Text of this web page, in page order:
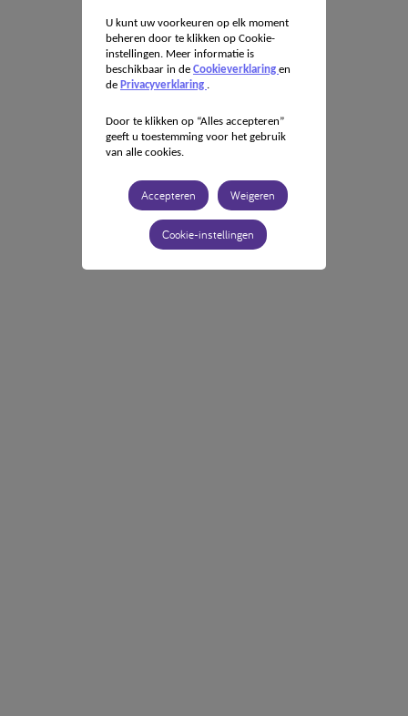
U kunt uw voorkeuren op elk moment
beheren door te klikken op Cookie-
instellingen. Meer informatie is
beschikbaar in de Cookieverklaring en
de Privacyverklaring .
Door te klikken op “Alles accepteren”
geeft u toestemming voor het gebruik
van alle cookies.
Accepteren Weigeren
Cookie-instellingen